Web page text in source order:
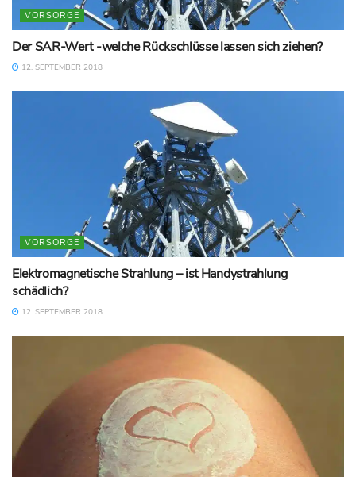
VORSORGE
Der SAR-Wert -welche Rückschlüsse lassen sich ziehen?
12. SEPTEMBER 2018
VORSORGE
Elektromagnetische Strahlung – ist Handystrahlung
schädlich?
12. SEPTEMBER 2018